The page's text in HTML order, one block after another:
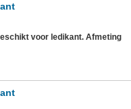
voor ledikant. Afmeting